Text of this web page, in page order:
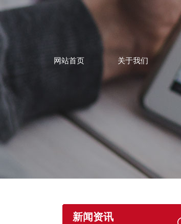
网站首页 关于我们
新闻资讯